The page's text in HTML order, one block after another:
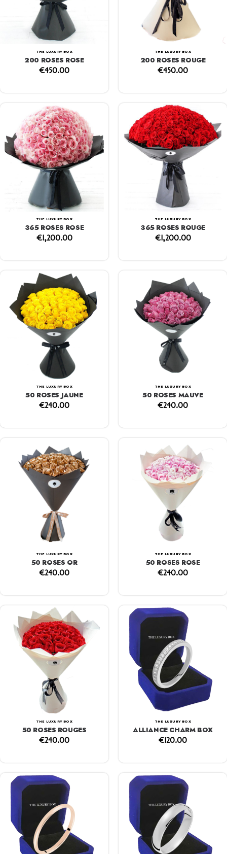
THE LUXURY BOX
200 ROSES ROSE
€450.00
THE LUXURY BOX
200 ROSES ROUGE
€450.00
THE LUXURY BOX
365 ROSES ROSE
€1,200.00
THE LUXURY BOX
365 ROSES ROUGE
€1,200.00
THE LUXURY BOX
50 ROSES JAUNE
€240.00
THE LUXURY BOX
50 ROSES MAUVE
€240.00
THE LUXURY BOX
50 ROSES OR
€240.00
THE LUXURY BOX
50 ROSES ROSE
€240.00
THE LUXURY BOX
50 ROSES ROUGES
€240.00
THE LUXURY BOX
ALLIANCE CHARM BOX
€120.00